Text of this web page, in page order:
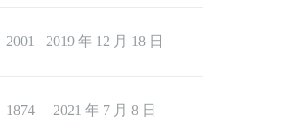
2001 2019 年 12 月 18 日
1874 2021 年 7 月 8 日